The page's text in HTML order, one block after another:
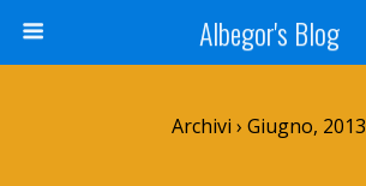
Albegor's Blog
Archivi › Giugno, 2013